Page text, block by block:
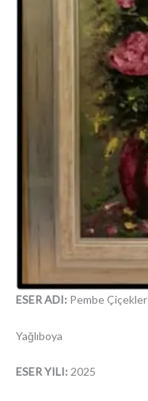
ESER ADI: Pembe Çiçekler
Yağlıboya
ESER YILI: 2025